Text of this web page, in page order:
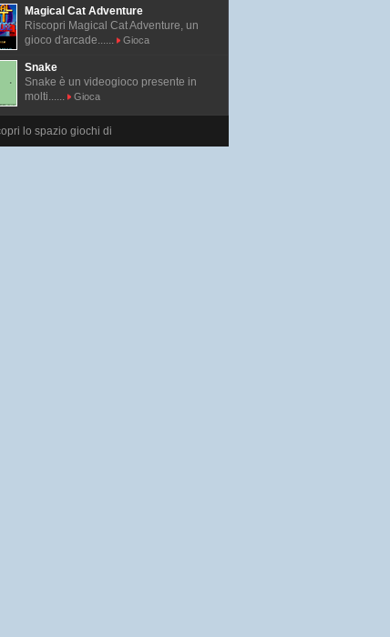
Magical Cat Adventure
Riscopri Magical Cat Adventure, un
gioco d'arcade......
Gioca
Snake
Snake è un videogioco presente in
molti......
Gioca
lo spazio giochi di